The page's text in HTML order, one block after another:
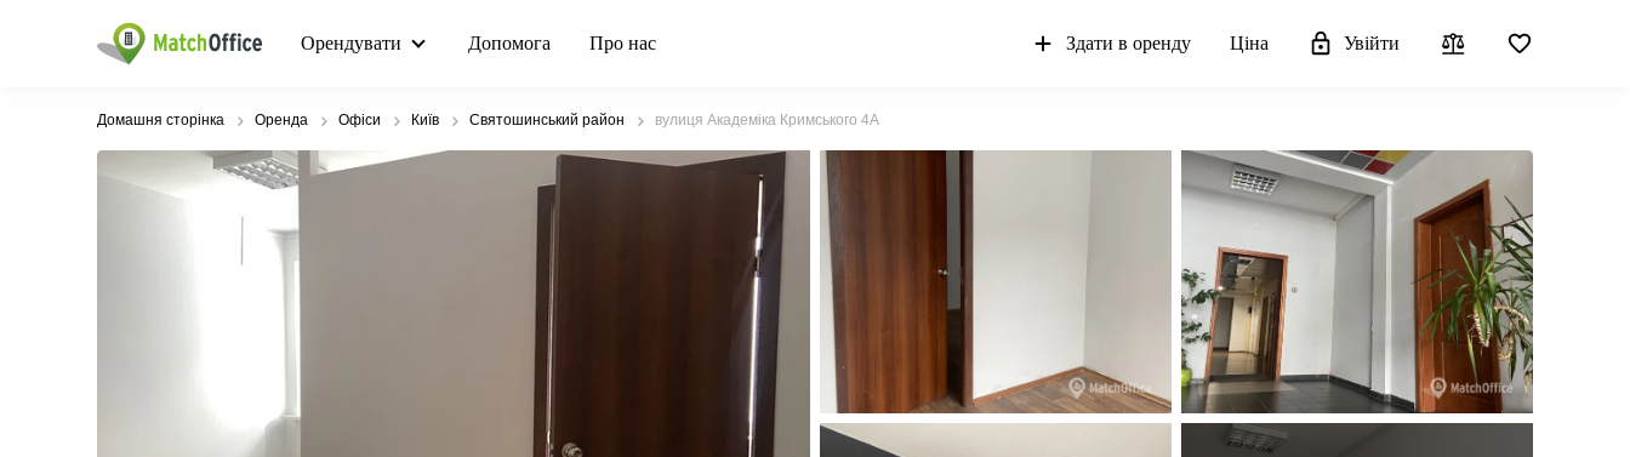
Орендувати Допомога Про нас Здати в оренду Ціна Увійти
Домашня сторінка Оренда Офіси Київ Святошинський район вулиця Академіка Кримського 4А